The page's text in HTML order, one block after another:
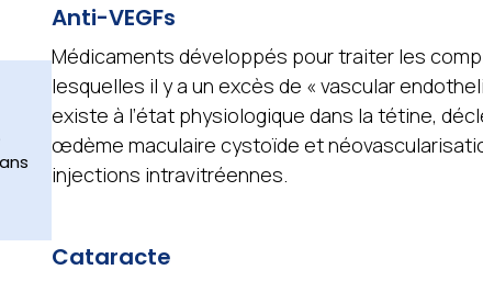
Anti-VEGFs
Médicaments développés pour traiter les
lesquelles il y a un excès de « vascular
existe à l’état physiologique dans la tétine,
œdème maculaire cystoïde et
injections intravitréennes.
Cataracte